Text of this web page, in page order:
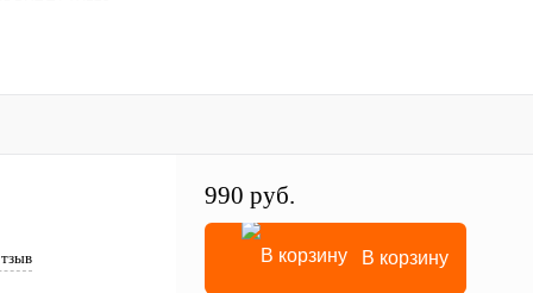
990 руб.
В корзину